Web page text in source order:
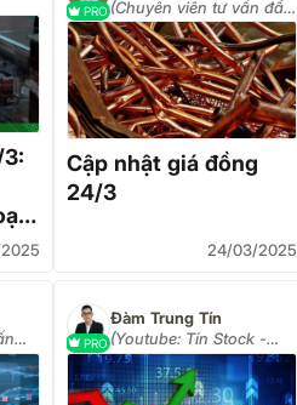
PRO (Chuyên viên tư vấn đầu
tư)
Cập nhật giá đồng
24/3
24/03/2025
PRO
Đàm Trung Tín
(Youtube: Tín Stock -
Smart Investment)